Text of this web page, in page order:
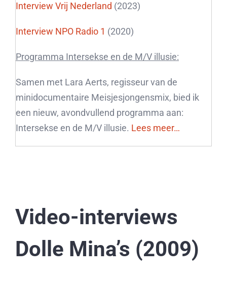
Interview Vrij Nederland (2023)
Interview NPO Radio 1 (2020)
Programma Intersekse en de M/V illusie:
Samen met Lara Aerts, regisseur van de
minidocumentaire Meisjesjongensmix, bied ik
een nieuw, avondvullend programma aan:
Intersekse en de M/V illusie. Lees meer…
Video-interviews
Dolle Mina’s (2009)